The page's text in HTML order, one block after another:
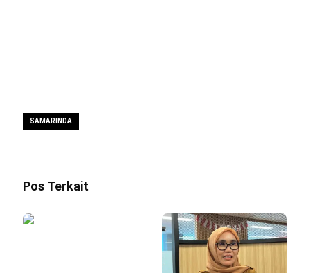
SAMARINDA
Pos Terkait